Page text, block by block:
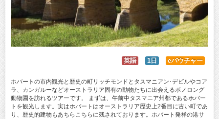
英語 1日 eバウチャー
ホバートの市内観光と歴史の町リッチモンドとタスマニアン･デビルやコア
ラ、カンガルーなどオーストラリア固有の動物たちに出会えるボノロング
動物園を訪れるツアーです。 まずは、午前中タスマニア州都であるホバー
トを観光します。実はホバートはオーストラリア歴史上2番目に古い町であ
り、歴史的建物もあちらこちらに残されております。ホバート発祥の港サ